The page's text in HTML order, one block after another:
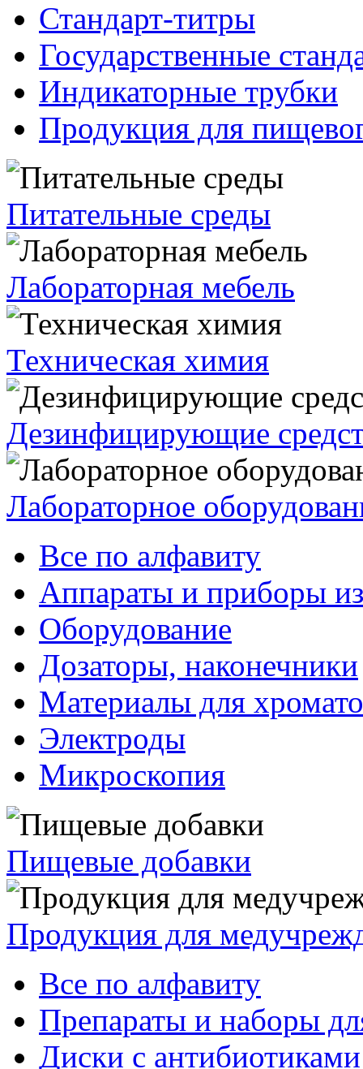
Стандарт-титры
Государственные
Индикаторные трубки
Продукция для
Питательные среды
Лабораторная мебель
Техническая химия
Дезинфицирующие
Лабораторное
Все по алфавиту
Аппараты и приборы из
Оборудование
Дозаторы, наконечники
Материалы для
Электроды
Микроскопия
Пищевые добавки
Продукция для
Все по алфавиту
Препараты и наборы
Диски с антибиотиками